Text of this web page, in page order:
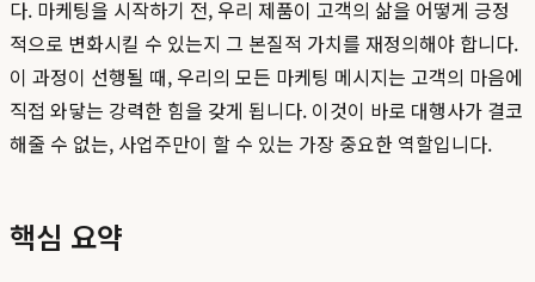
다. 마케팅을 시작하기 전, 우리 제품이 고객의 삶을 어떻게 긍정
적으로 변화시킬 수 있는지 그 본질적 가치를 재정의해야 합니다.
이 과정이 선행될 때, 우리의 모든 마케팅 메시지는 고객의 마음에
직접 와닿는 강력한 힘을 갖게 됩니다. 이것이 바로 대행사가 결코
해줄 수 없는, 사업주만이 할 수 있는 가장 중요한 역할입니다.
핵심 요약